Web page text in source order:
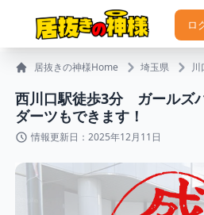
ロ
居抜きの神様Home 埼玉県
西川口駅徒歩3分 ガールズ
ダーツもできます！
情報更新日：2025年12月11日